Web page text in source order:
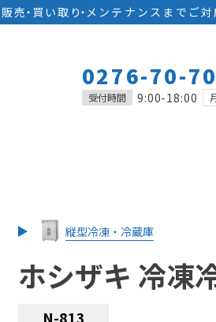
販売・ 買い取 り・メンテナンスまでご対
0276-70-
受付時間 9:00-18:00
縦型冷凍・冷蔵庫
ホシザキ 冷凍
N-813